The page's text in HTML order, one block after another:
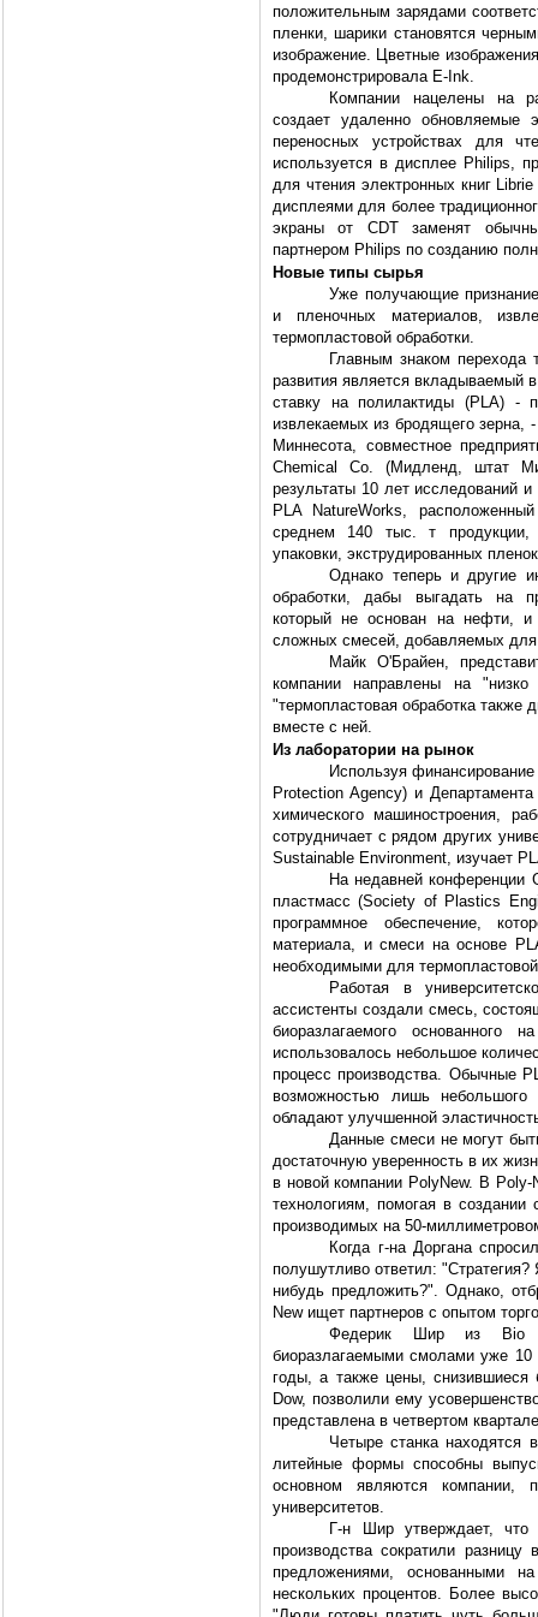
положительным зарядами
пленки, шарики становятся
изображение. Цветные
продемонстрировала E-Ink.
Компании нацелены на
создает удаленно обновляемые
переносных устройствах для
используется в дисплее Philips,
для чтения электронных книг
дисплеями для более
экраны от CDT заменят
партнером Philips по созданию
Новые типы сырья
Уже получающие
и пленочных материалов,
термопластовой обработки.
Главным знаком перехода
развития является вкладываемый
ставку на полилактиды (PLA) -
извлекаемых из бродящего зерна,
Миннесота, совместное
Chemical Co. (Мидленд, штат
результаты 10 лет исследований
PLA NatureWorks,
среднем 140 тыс. т продукции,
упаковки, экструдированных
Однако теперь и другие
обработки, дабы выгадать на
который не основан на нефти, и
сложных смесей, добавляемых для
Майк О'Брайен,
компании направлены на
"термопластовая обработка также
вместе с ней.
Из лаборатории на рынок
Используя
Protection Agency) и
химического машиностроения,
сотрудничает с рядом других
Sustainable Environment, изучает
На недавней конференции
пластмасс (Society of Plastics
программное обеспечение,
материала, и смеси на основе
необходимыми для
Работая в
ассистенты создали смесь,
биоразлагаемого
использовалось небольшое
процесс производства. Обычные
возможностью лишь
обладают улучшенной
Данные смеси не могут
достаточную уверенность в их
в новой компании PolyNew. В Poly-
технологиям, помогая в создании
производимых на 50-
Когда г-на Доргана
полушутливо ответил:
нибудь предложить?". Однако,
New ищет партнеров с опытом
Федерик Шир из Bio
биоразлагаемыми смолами уже 10
годы, а также цены, снизившиеся
Dow, позволили ему
представлена в четвертом
Четыре станка находятся
литейные формы способны
основном являются компании,
университетов.
Г-н Шир утверждает, что
производства сократили
предложениями, основанными
нескольких процентов. Более